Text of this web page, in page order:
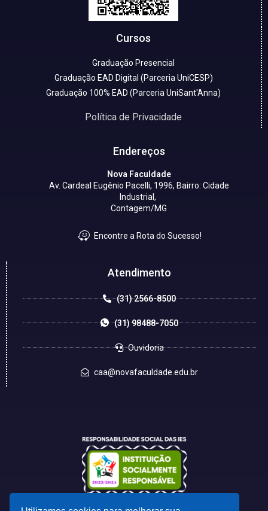
Cursos
Graduação Presencial
Graduação EAD Digital (Parceria UniCESP)
Graduação 100% EAD (Parceria UniSant'Anna)
Política de Privacidade
Endereços
Nova Faculdade
Av. Cardeal Eugênio Pacelli, 1996, Bairro: Cidade
Industrial,
Contagem/MG
Encontre a Rota do Sucesso!
Atendimento
(31) 2566-8500
(31) 98488-7050
Ouvidoria
caa@novafaculdade.edu.br